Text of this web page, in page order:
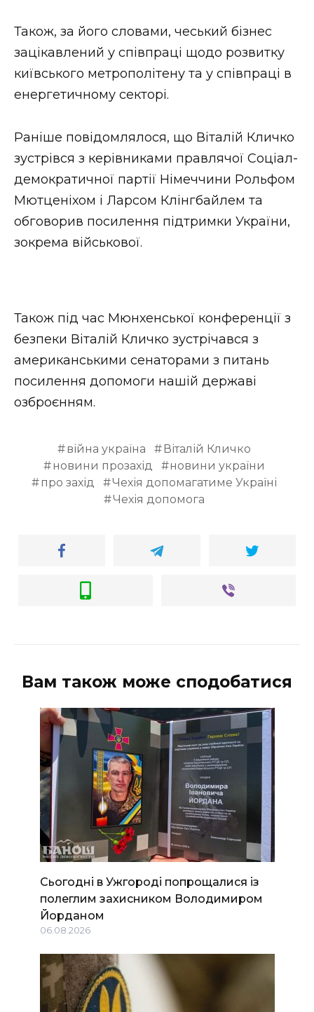
Також, за його словами, чеський бізнес
зацікавлений у співпраці щодо розвитку
київського метрополітену та у співпраці в
енергетичному секторі.
Раніше повідомлялося, що Віталій Кличко
зустрівся з керівниками правлячої Соціал-
демократичної партії Німеччини Рольфом
Мютценіхом і Ларсом Клінгбайлем та
обговорив посилення підтримки України,
зокрема військової.
Також під час Мюнхенської конференції з
безпеки Віталій Кличко зустрічався з
американськими сенаторами з питань
посилення допомоги нашій державі
озброєнням.
війна україна
Віталій Кличко
новини прозахід
новини україни
про захід
Чехія допомагатиме Україні
Чехія допомога
Вам також може сподобатися
Сьогодні в Ужгороді попрощалися із
полеглим захисником Володимиром
Йорданом
06.08.2026